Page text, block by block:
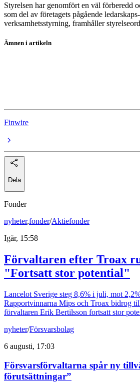
Styrelsen har genomfört en väl förberedd
som del av företagets pågående
verksamhetsstyrning, framhåller
Ämnen i artikeln
Finwire
Dela
Fonder
nyheter,fonder/Aktiefonder
Igår, 15:58
Förvaltaren efter Troax
"Fortsatt stor potential"
Lancelot Sverige steg 8,6% i juli, mot
Rapportvinnarna Mips och Troax bidrog
förvaltaren Erik Bertilsson fortsatt stor
nyheter/Försvarsbolag
6 augusti, 17:03
Försvarsförvaltarna spår ny
förutsättningar”